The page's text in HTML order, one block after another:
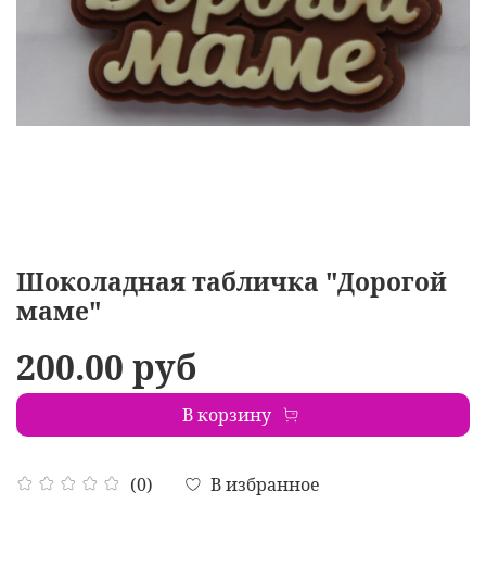
Шоколадная табличка "Дорогой
маме"
(0) В избранное
200.00 руб
В корзину